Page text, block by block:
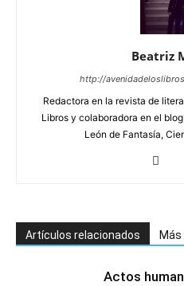
Beatriz
http://
Redactora en la revista de
Libros y colaboradora en el
León de Fantasía,
Artículos relacionados
Actos